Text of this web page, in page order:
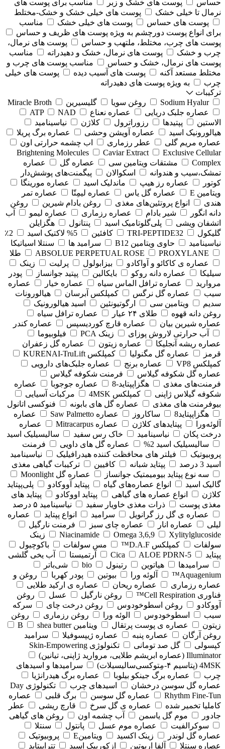
حساس
پوست های خشک و زبر
مناسب برای پوست های
نرمال تا خیلی خشک
پوست های خیلی خشک و خشک-مختلط
پوست های حساس
پوست های خیلی خشک
مناسب
برای انواع پوست دورچشم به ویژه پوست های ظریف و حساس
پوست های چرب، مختلط، ملتهب و حساس
پوست های نرمال،
چرب و خشک
پوست های نرمال، خشک و دهیدراته
مناسب
پوست های نرمال، خشک و حساس
مناسب پوست های چرب و
مختلط مستعد آکنه
پوست های آسیب دیده
پوست های خیلی
چرب
به ویژه پوست های دهیدراته
ترکیبات
Sodium Hyalur
روغن سویا گلیسیرین
Miracle Broth
عصاره جلبک دریایی
عصاره نعناع ATP
NAD
الاستین
پپتیدها رزوراترول کلاژن
⁠نیاسینامید
هیالورونیک اسید
عصاره آویشن وحشی
عصاره برگ پریلا
عصاره مریم گلی
عطر رزماری
اب چشمه حرارتی اون
Brightening Molecules
Caviar Extract
Exclusive Cellular
Complex
مشتقات ویتامین سی عصاره گل
عصاره
تمشک،سیب و هندوانه
اسکوالان
پیگمنت‌های پوشش‌دار
کوتور
عصاره رز هیپ ماندلیک اسید
عصاره مورینگا
ویتامین E
عصاره گل یاس عصاره لیمِتّا
عصاره تمر
هندی
انواع پروتئین‌های مغذی روغن بادام شیرین
روغن
دانه انگور
شیر بادام عصاره رزماری عصاره لیمو
آب
اتشفان ویشی
پلی‌گلوتامیک اسید پنتانول
هگزایلن
گلیکول
TRI-PEPTIDE32 کافئین 5% لاکتیک اسید
2٪
نیاسینامید
حاوی ویتامین B12 سرامید ها
سنتلا اسیاتیکا
ABSOLUE PERPETUAL ROSE
PROXYLANE
طلا
عصاره ی کاکائو و آواکادو
بیزابولول پرلیت
زینک
سیلیکا
عصاره دانه روکو بایکالین پپتید جوانساز
پودر
مروارید
عصاره ترافل الماس سیاه عصاره خیار
عصاره
سیب
عصاره گل نرگس کمپلکس آبرسان
هیالورونات
سدیم
ویتامین سی ارگوتیونئین
اسید هیالورونیک
روغن دانه قهوه
طلای ۲۴ عیار
عصاره ترافل سیاه
عصاره شیرین بیان
عصاره قارچ کوردیسپس
عصاره کندر
آب حرارتی لاروش پوزای
زینک PCA
فیلوبیوما
عصاره ریشه آنجلیکا
عصاره زیتون
عصاره گل زعفران
قرمز
عصاره گل مگنولیا
کمپلکس KURENAI-TruLift
کمپلکس VP8
عصاره برنج
عصاره جلبک‌های دارویی
عصاره گل شکوفه گیلاس
فرمنت شکوفه گیلاس
فرمنت‌های مغذی
هگزاپپتاید-8 عصاره جوجوبا
عصاره
شکوفه گیلاس ژاپنی
کمپلکس 4MSK
مرکبات آسیایی
بیوفرمنت های مغذی
عصاره گل های بابونه
فنوکسی اتانول
هگزاپپتاید8
ساکاروز عصاره Saw Palmetto
عصاره
آلوئه‌ورا
پپتایدهای کلاژن عصاره Mitracarpus
عصاره
درخت پکان
نیاسینامید خاک رس سفید
سالیسیلیک اسید
سالیسیلیک اسید 2%
عصاره گل های داویی
فرمنت
پروبیوتیک
فیلتر های محافظت کننده هیدرافیلیک
نیاسینامید
اسید 3 درصد
پپتاید شبانه کافیین
ترکیبات گیاهی مغذی
سه نوع پپتاید بیومیمتیک جوانساز
عصاره گل Moonlight
گالیک اسید
انواع عصاره‌های گیاه پپتاید آووکادو
پلی‌پپتاید
کلاژن
انواع عصاره های گیاهی پپتاید اووکادو
پپتاید های
مغذی پوست
ذرات مغذی خاویار سفید
نیاسینامید ۵ درصد
عصاره ی گل رز گرانویل
سرامید انواع پپتاید
عصاره
لیلی
عصاره انار عصاره چای سبز
فرمنت نارگیل
Niacinamide
Omega 3,6,9 Xylitylglucoside
زینک
سولفات
کمپلکس D.A.F™ مس سولفات
باکوچیول
پپتاید
5-Cica
ALOE PDRN آرتمیستا
آب یخی گلشی
سرامیدها
هیاتوین رتینول bio
شی‌باتر
Aquagenium™
آلوئه ورا بیوتین پودر کهربا
روغن و
عصاره رزماری
عصاره ریحان
عصاره ی ارکید طلایی
فناوری Cell Respiration™
روغن نارگیل عسل
روغن
آووکادو
روغن اسطوخودوس روغن درخت چای
سرکه
سیب
اسطوخودوس الوئه ورا روغن رزماری
روغن
زیتون
عصاره ی پوست پرتقال ویتامین Bshea butter
روغن آرگان
عصاره پنبه عصاره ژیپسوفیلا
سرامید
کپسولی
گل صد تومانی
تکنولوژی Skin-Empowering
Illuminator (عصاره ابریشم طلایی، مروارید ژاپنی، تیانین)
4MSK (پتاسیم ۴‑مِتوکسی‌سالیسیلات)
سرامیدها و اسیدهای
چرب
عصاره برگ جینکو بیلوبا
عصاره برگ هیدرانژیا
عصاره گل سوسن درخشان
اسیدهای چرب
تکنولوژی Day
Rhythm Fine‑Tun
عصاره گل سوسن برگ قلبی
عصاره
کاملیا تخمیر شده
عصاره ی گل سرخ قارچ ریشی
عطر
جادور
موم گل یاسمن آب چشمه اون
روغن های گیاهی
سوکرالفیت
عصاره موم عسل پانتول
سنتلا
عصاره گل لوندر
زینک اکسید ویتامینE
پروبیوتیک
عصاره سنتلا
آلفا اربوتین ازکوربیک اسید تتراپپتاید